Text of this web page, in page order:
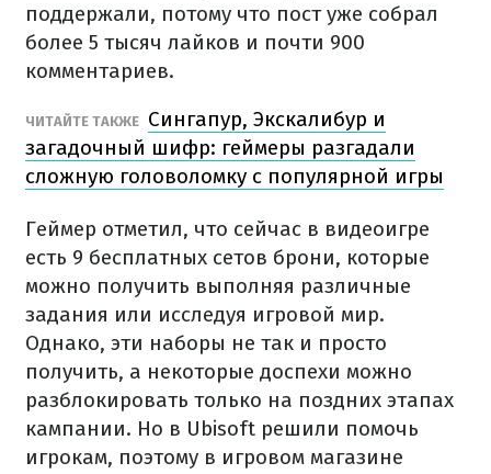
поддержали, потому что пост уже собрал
более 5 тысяч лайков и почти 900
комментариев.
ЧИТАЙТЕ ТАКЖЕ Сингапур, Экскалибур и
загадочный шифр: геймеры разгадали
сложную головоломку с популярной игры
Геймер отметил, что сейчас в видеоигре
есть 9 бесплатных сетов брони, которые
можно получить выполняя различные
задания или исследуя игровой мир.
Однако, эти наборы не так и просто
получить, а некоторые доспехи можно
разблокировать только на поздних этапах
кампании. Но в Ubisoft решили помочь
игрокам, поэтому в игровом магазине